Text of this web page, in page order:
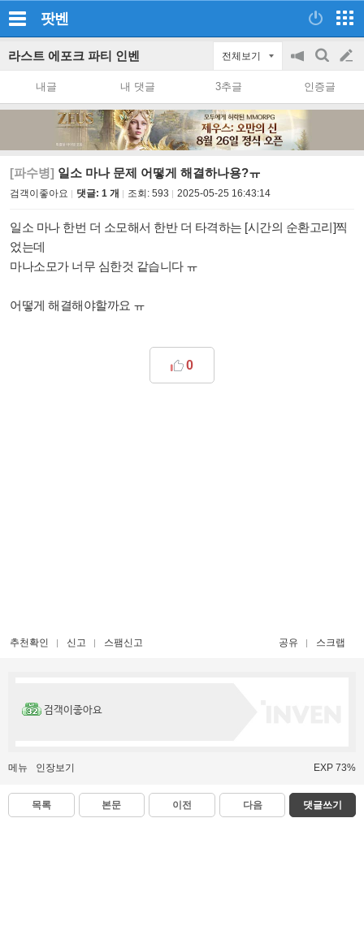
팟벤
라스트 에포크 파티 인벤 전체보기
공
on/off
검
색
글
쓰
내글 내 댓글 3추글 인증글
[파수병] 일소 마나 문제 어떻게 해결하나용?ㅠ
검객이좋아요 댓글: 1 개 조회: 593 2025-05-25 16:43:14
일소 마나 한번 더 소모해서 한반 더 타격하는 [시간의 순환고리]찍
었는데
마나소모가 너무 심한것 같습니다 ㅠ
어떻게 해결해야할까요 ㅠ
0
추천확인 신고 스팸신고 공유 스크랩
검객이좋아요
메뉴 인장보기 EXP 73%
목록 본문 이전 다음 댓글쓰기